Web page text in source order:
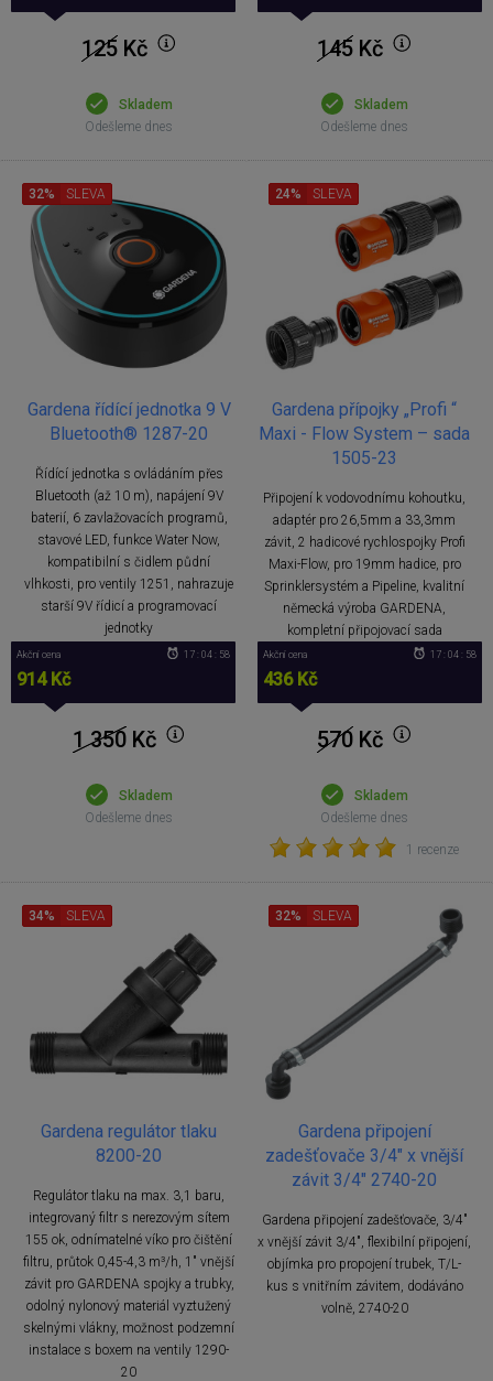
125 Kč
Skladem
Odešleme dnes
145 Kč
Skladem
Odešleme dnes
Gardena řídící jednotka 9 V
Bluetooth® 1287-20
Řídící jednotka s ovládáním přes
Bluetooth (až 10 m), napájení 9V
baterií, 6 zavlažovacích programů,
stavové LED, funkce Water Now,
kompatibilní s čidlem půdní
vlhkosti, pro ventily 1251, nahrazuje
starší 9V řídicí a programovací
jednotky
32% SLEVA
Akční cena
914 Kč
17 : 04 : 57
1 350 Kč
Skladem
Odešleme dnes
Gardena přípojky „Profi “
Maxi - Flow System – sada
1505-23
Připojení k vodovodnímu kohoutku,
adaptér pro 26,5mm a 33,3mm
závit, 2 hadicové rychlospojky Profi
Maxi-Flow, pro 19mm hadice, pro
Sprinklersystém a Pipeline, kvalitní
německá výroba GARDENA,
kompletní připojovací sada
24% SLEVA
Akční cena
436 Kč
17 : 04 : 57
570 Kč
Skladem
Odešleme dnes
1 recenze
Gardena regulátor tlaku
8200-20
Regulátor tlaku na max. 3,1 baru,
integrovaný filtr s nerezovým sítem
155 ok, odnímatelné víko pro čištění
filtru, průtok 0,45-4,3 m³/h, 1" vnější
závit pro GARDENA spojky a trubky,
odolný nylonový materiál vyztužený
skelnými vlákny, možnost podzemní
instalace s boxem na ventily 1290-
20
34% SLEVA
Gardena připojení
zadešťovače 3/4" x vnější
závit 3/4" 2740-20
Gardena připojení zadešťovače, 3/4"
x vnější závit 3/4", flexibilní připojení,
objímka pro propojení trubek, T/L-
kus s vnitřním závitem, dodáváno
volně, 2740-20
32% SLEVA